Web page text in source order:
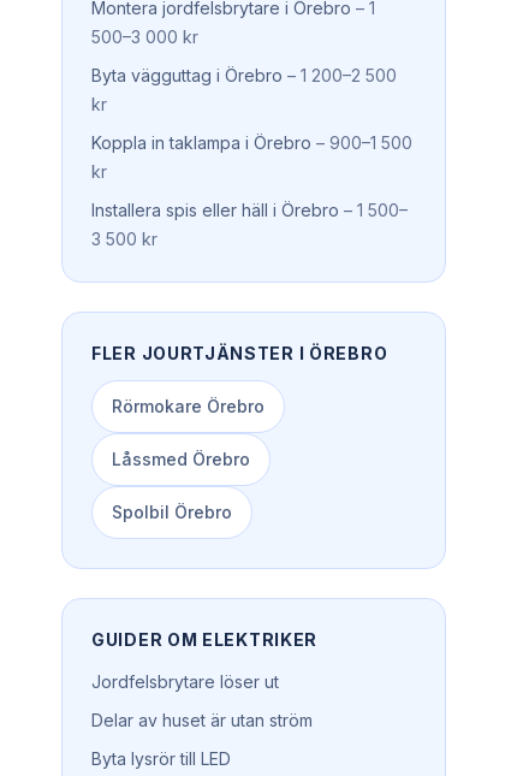
Montera jordfelsbrytare i Örebro – 1
500–3 000 kr
Byta vägguttag i Örebro – 1 200–2 500
kr
Koppla in taklampa i Örebro – 900–1 500
kr
Installera spis eller häll i Örebro – 1 500–
3 500 kr
FLER JOURTJÄNSTER I ÖREBRO
Rörmokare Örebro
Låssmed Örebro
Spolbil Örebro
GUIDER OM ELEKTRIKER
Jordfelsbrytare löser ut
Delar av huset är utan ström
Byta lysrör till LED